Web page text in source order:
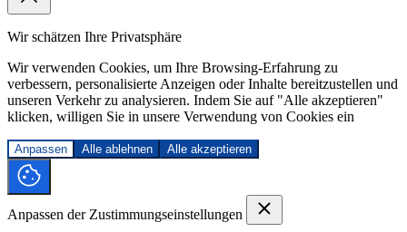
Wir schätzen Ihre Privatsphäre
Wir verwenden Cookies, um Ihre Browsing-Erfahrung zu
verbessern, personalisierte Anzeigen oder Inhalte bereitzustellen und
unseren Verkehr zu analysieren. Indem Sie auf "Alle akzeptieren"
klicken, willigen Sie in unsere Verwendung von Cookies ein
Anpassen Alle ablehnen Alle akzeptieren
Anpassen der Zustimmungseinstellungen